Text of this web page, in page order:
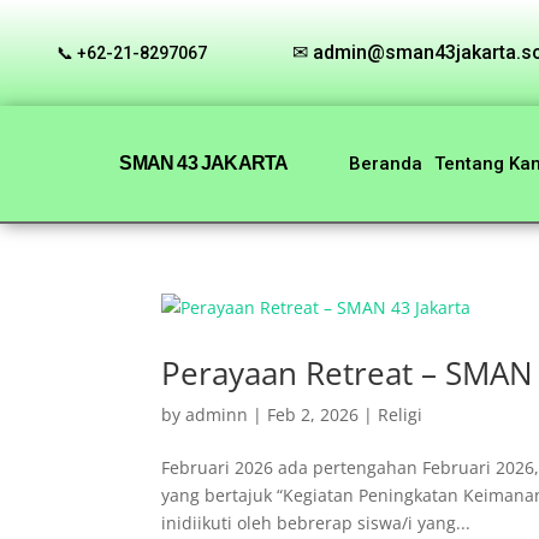
📞 +62-21-8297067 ✉
SMAN 43 JAKARTA Beranda Tentang
Perayaan Retreat –
byadminn | Feb 2, 2026 | Religi
Februari 2026 ada pertengahan Februari
yang bertajuk “Kegiatan Peningkatan
inidiikuti oleh bebrerap siswa/i yang...